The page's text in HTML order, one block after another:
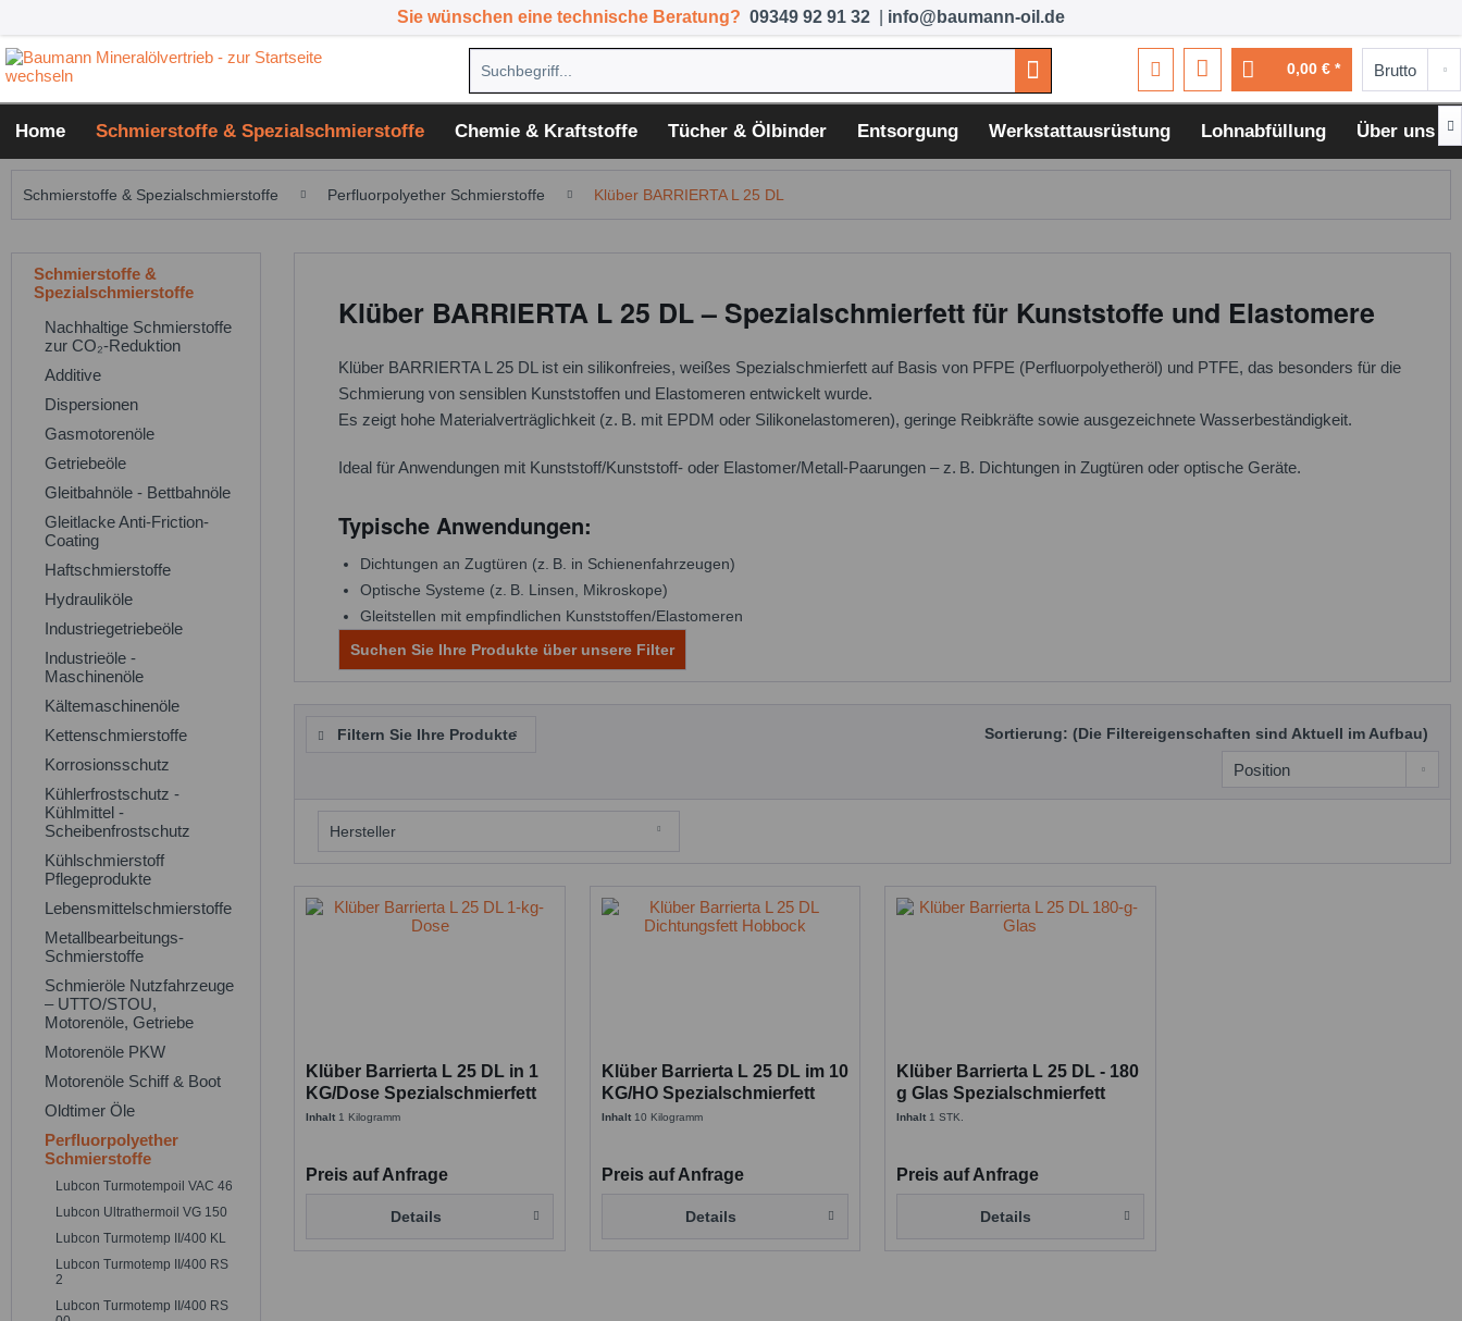
Sie wünschen eine technische Beratung? 09349 92 91 32 info@baumann-oil.de
0,00 € *
Home Schmierstoffe & Spezialschmierstoffe Chemie & Kraftstoffe Tücher & Ölbinder Entsorgung Werkstattausrüstung Lohnabfüllung Über uns 
Schmierstoffe & Spezialschmierstoffe Perfluorpolyether Schmierstoffe Klüber BARRIERTA L 25 DL
Schmierstoffe &
Spezialschmierstoffe
Nachhaltige Schmierstoffe
zur CO₂-Reduktion
Additive
Dispersionen
Gasmotorenöle
Getriebeöle
Gleitbahnöle - Bettbahnöle
Gleitlacke Anti-Friction-
Coating
Haftschmierstoffe
Hydrauliköle
Industriegetriebeöle
Industrieöle -
Maschinenöle
Kältemaschinenöle
Kettenschmierstoffe
Korrosionsschutz
Kühlerfrostschutz -
Kühlmittel -
Scheibenfrostschutz
Kühlschmierstoff
Pflegeprodukte
Lebensmittelschmierstoffe
Metallbearbeitungs-
Schmierstoffe
Schmieröle Nutzfahrzeuge
– UTTO/STOU,
Motorenöle, Getriebe
Motorenöle PKW
Motorenöle Schiff & Boot
Oldtimer Öle
Perfluorpolyether
Schmierstoffe
Lubcon Turmotempoil VAC 46
Lubcon Ultrathermoil VG 150
Lubcon Turmotemp II/400 KL
Lubcon Turmotemp II/400 RS
2
Lubcon Turmotemp II/400 RS
Klüber BARRIERTA L 25 DL – Spezialschmierfett für Kunststoffe und Elastomere
Klüber BARRIERTA L 25 DL ist ein silikonfreies, weißes Spezialschmierfett auf Basis von PFPE (Perfluorpolyetheröl) und PTFE, das besonders für die
Schmierung von sensiblen Kunststoffen und Elastomeren entwickelt wurde.
Es zeigt hohe Materialverträglichkeit (z. B. mit EPDM oder Silikonelastomeren), geringe Reibkräfte sowie ausgezeichnete Wasserbeständigkeit.
Ideal für Anwendungen mit Kunststoff/Kunststoff- oder Elastomer/Metall-Paarungen – z. B. Dichtungen in Zugtüren oder optische Geräte.
Typische Anwendungen:
Dichtungen an Zugtüren (z. B. in Schienenfahrzeugen)
Optische Systeme (z. B. Linsen, Mikroskope)
Gleitstellen mit empfindlichen Kunststoffen/Elastomeren
Suchen Sie Ihre Produkte über unsere Filter
Filtern Sie Ihre Produkte Sortierung: (Die Filtereigenschaften sind Aktuell im Aufbau)
Hersteller
Klüber Barrierta L 25 DL in 1
KG/Dose Spezialschmierfett
Inhalt 1 Kilogramm
Preis auf Anfrage
Details
Klüber Barrierta L 25 DL im 10
KG/HO Spezialschmierfett
Inhalt 10 Kilogramm
Preis auf Anfrage
Details
Klüber Barrierta L 25 DL - 180
g Glas Spezialschmierfett
Inhalt 1 STK.
Preis auf Anfrage
Details